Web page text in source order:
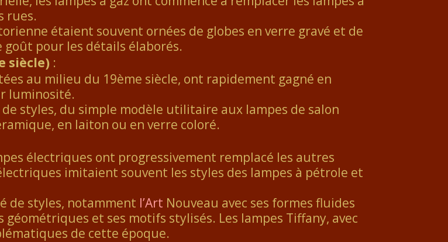
rues.
étaient souvent ornées de globes en verre gravé et de
pour les détails élaborés.
siècle) :
au milieu du 19ème siècle, ont rapidement gagné en
luminosité.
styles, du simple modèle utilitaire aux lampes de salon
en laiton ou en verre coloré.
électriques ont progressivement remplacé les autres
imitaient souvent les styles des lampes à pétrole et
de styles, notamment l’Art Nouveau avec ses formes fluides
géométriques et ses motifs stylisés. Les lampes Tiffany, avec
de cette époque.